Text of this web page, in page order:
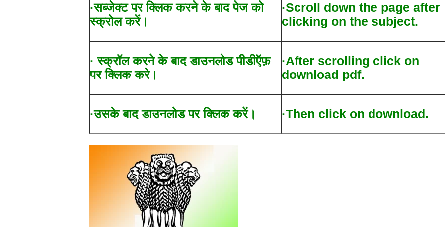
·सब्जेक्ट पर क्लिक करने के बाद पेज को
स्क्रोल करें।
·Scroll down the page after
clicking on the subject.
· स्क्रॉल करने के बाद डाउनलोड पीडीऍफ़
पर क्लिक करे।
·After scrolling click on
download pdf.
·उसके बाद डाउनलोड पर क्लिक करें। ·Then click on download.